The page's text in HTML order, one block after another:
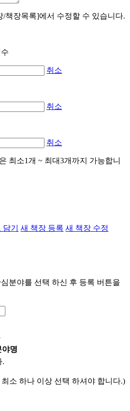
/책장목록]에서 수정할 수 있습니다.
취소
취소
취소
최소1개 ~ 최대3개까지 가능합니
기 새 책장 등록 새 책장 수정
분야를 선택 하신 후 등록 버튼을
야명
.
소 하나 이상 선택 하셔야 합니다.)